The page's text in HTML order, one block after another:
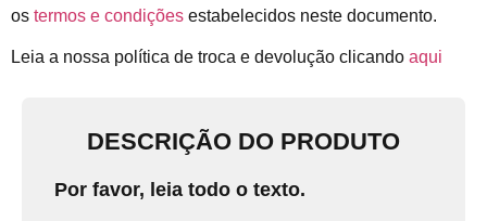
os termos e condições estabelecidos neste documento.
Leia a nossa política de troca e devolução clicando aqui
DESCRIÇÃO DO PRODUTO
Por favor, leia todo o texto.